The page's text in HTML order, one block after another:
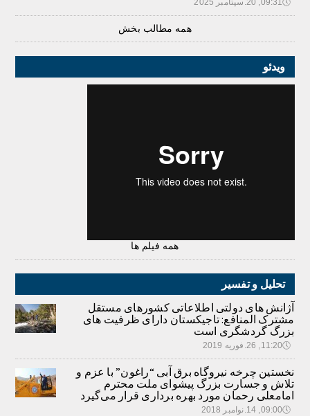
🕔09:31, 20.سپتامبر 2025
همه مطالب بخش
ویدئو
همه فیلم ها
تحلیل و تفسیر
آژانش های دولتی اطلاعاتی کشورهای مستقل
مشترک المنافع: تاجیکستان دارای ظرفیت های
بزرگ گردشگری است
🕔11:20, 26.فوریه 2019
نخستین چرخه نیروگاه برق آبی “راغون” با عزم و
تلاش و جسارت بزرگ پیشوای ملت محترم
امامعلی رحمان مورد بهره برداری قرار می‌گیرد
🕔09:00, 14.نوامبر 2018